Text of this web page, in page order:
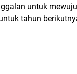
untuk
tahun